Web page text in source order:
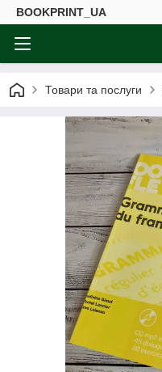
BOOKPRINT_UA
Товари та послуги